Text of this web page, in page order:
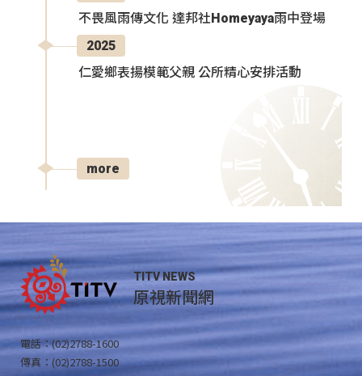
不畏風雨傳文化 達邦社Homeyaya雨中登場
2025
仁愛鄉表揚模範父親 公所精心安排活動
more
TITV NEWS
原視新聞網
電話：(02)2788-1600
傳真：(02)2788-1500